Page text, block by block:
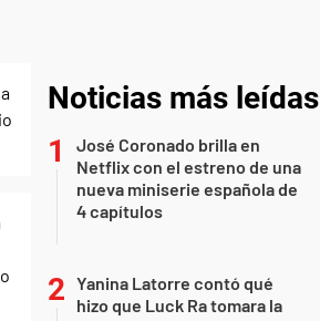
Noticias más leídas
José Coronado brilla en
Netflix con el estreno de una
nueva miniserie española de
4 capítulos
Yanina Latorre contó qué
hizo que Luck Ra tomara la